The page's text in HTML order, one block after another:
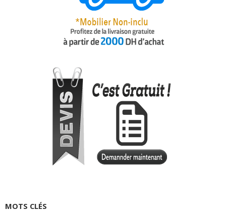
MOTS CLÉS